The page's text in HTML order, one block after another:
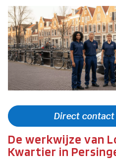
Direct contact
De werkwijze van
Kwartier in